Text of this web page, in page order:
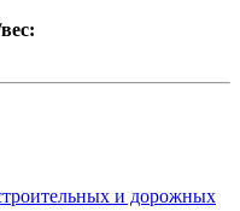
и дорожных